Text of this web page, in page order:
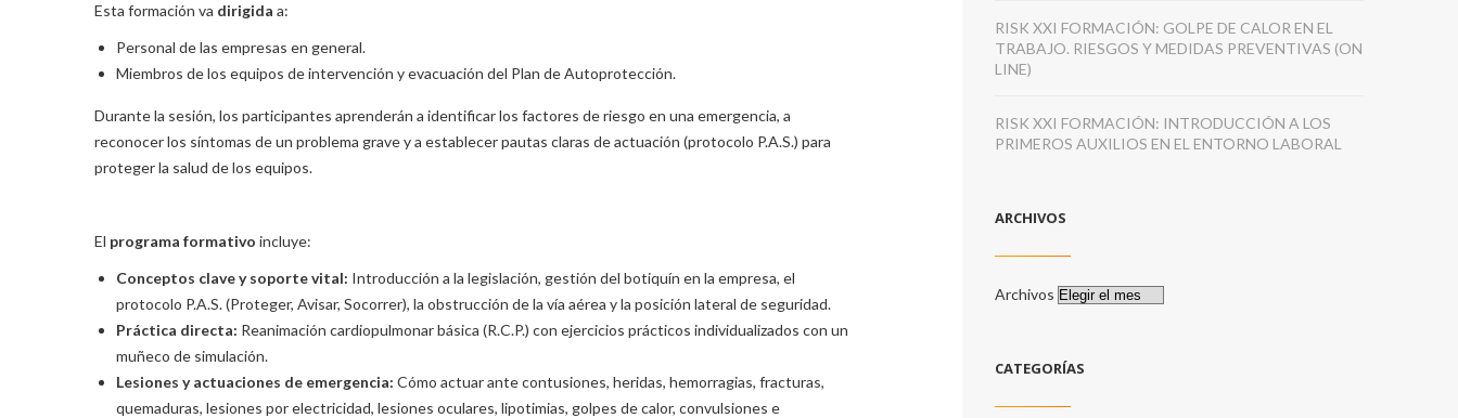
Esta formación va dirigida a:
Personal de las empresas en general.
Miembros de los equipos de intervención y evacuación del Plan de Autoprotección.
Durante la sesión, los participantes aprenderán a identificar los factores de riesgo en una emergencia, a
reconocer los síntomas de un problema grave y a establecer pautas claras de actuación (protocolo P.A.S.) para
proteger la salud de los equipos.
El programa formativo incluye:
Conceptos clave y soporte vital: Introducción a la legislación, gestión del botiquín en la empresa, el
protocolo P.A.S. (Proteger, Avisar, Socorrer), la obstrucción de la vía aérea y la posición lateral de seguridad.
Práctica directa: Reanimación cardiopulmonar básica (R.C.P.) con ejercicios prácticos individualizados con un
muñeco de simulación.
Lesiones y actuaciones de emergencia: Cómo actuar ante contusiones, heridas, hemorragias, fracturas,
quemaduras, lesiones por electricidad, lesiones oculares, lipotimias, golpes de calor, convulsiones e
RISK XXI FORMACIÓN: GOLPE DE CALOR EN EL
TRABAJO. RIESGOS Y MEDIDAS PREVENTIVAS (ON
LINE)
RISK XXI FORMACIÓN: INTRODUCCIÓN A LOS
PRIMEROS AUXILIOS EN EL ENTORNO LABORAL
ARCHIVOS
Archivos
CATEGORÍAS